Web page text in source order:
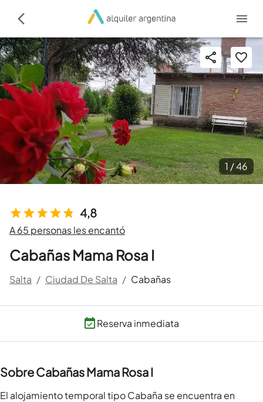
4,8
A 65 personas les encantó
Cabañas Mama Rosa I
Salta / Ciudad De Salta / Cabañas
1 /46
Reserva inmediata
Sobre Cabañas Mama Rosa I
El alojamiento temporal tipo Cabaña se encuentra en